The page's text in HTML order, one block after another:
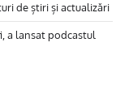
de știri și actualizări
a lansat podcastul